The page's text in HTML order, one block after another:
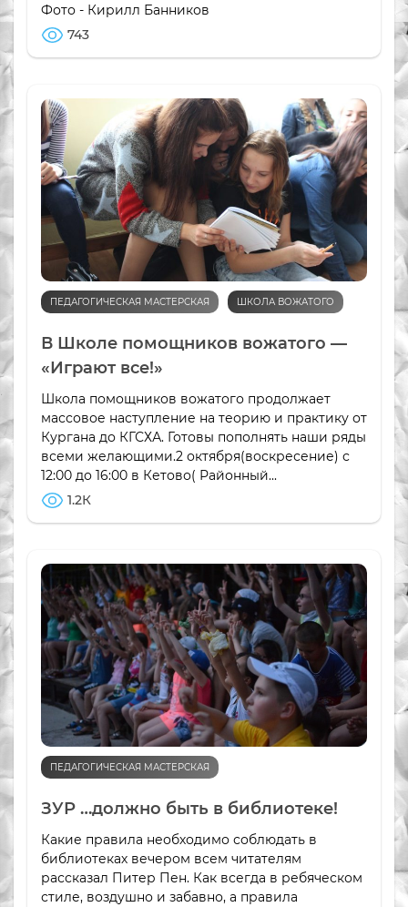
Фото - Кирилл Банников
743
ПЕДАГОГИЧЕСКАЯ МАСТЕРСКАЯ ШКОЛА ВОЖАТОГО
В Школе помощников вожатого —
«Играют все!»
Школа помощников вожатого продолжает
массовое наступление на теорию и практику от
Кургана до КГСХА. Готовы пополнять наши ряды
всеми желающими.2 октября(воскресение) с
12:00 до 16:00 в Кетово( Районный...
1.2К
ПЕДАГОГИЧЕСКАЯ МАСТЕРСКАЯ
ЗУР …должно быть в библиотеке!
Какие правила необходимо соблюдать в
библиотеках вечером всем читателям
рассказал Питер Пен. Как всегда в ребяческом
стиле, воздушно и забавно, а правила